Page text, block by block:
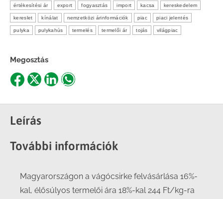
értékesítési ár export fogyasztás import kacsa kereskedelem
kereslet kínálat nemzetközi árinformációk piac piaci jelentés
pulyka pulykahús termelés termelői ár tojás világpiac
Megosztás
Share
Facebook
Share
X
ShareShare
Leírás
További információk
Magyarországon a vágócsirke felvásárlása 16%-
kal, élősúlyos termelői ára 18%-kal 244 Ft/kg-ra